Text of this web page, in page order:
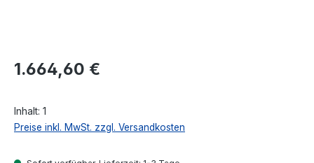
Regulärer Preis:
1.664,60 €
Inhalt: 1
Preise inkl. MwSt. zzgl. Versandkosten